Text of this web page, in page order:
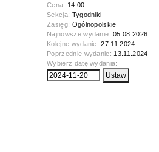
Cena: 14.00
Sekcja: Tygodniki
Zasięg: Ogólnopolskie
Najnowsze wydanie:05.08.2026
Kolejne wydanie:27.11.2024
Poprzednie wydanie: 13.11.2024
Wybierz datę wydania: